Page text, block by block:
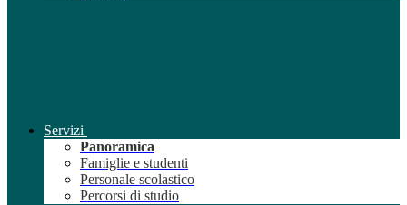
Servizi
Panoramica
Famiglie e studenti
Personale scolastico
Percorsi di studio